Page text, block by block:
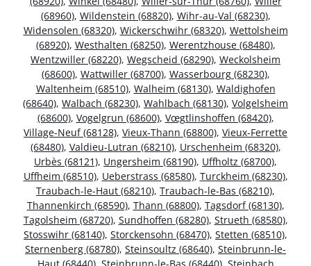
(68960), Wildenstein (68820), Wihr-au-Val (68230),
Widensolen (68320), Wickerschwihr (68320), Wettolsheim
(68920), Westhalten (68250), Werentzhouse (68480),
Wentzwiller (68220), Wegscheid (68290), Weckolsheim
(68600), Wattwiller (68700), Wasserbourg (68230),
Waltenheim (68510), Walheim (68130), Waldighofen
(68640), Walbach (68230), Wahlbach (68130), Volgelsheim
(68600), Vogelgrun (68600), Vœgtlinshoffen (68420),
Village-Neuf (68128), Vieux-Thann (68800), Vieux-Ferrette
(68480), Valdieu-Lutran (68210), Urschenheim (68320),
Urbès (68121), Ungersheim (68190), Uffholtz (68700),
Uffheim (68510), Ueberstrass (68580), Turckheim (68230),
Traubach-le-Haut (68210), Traubach-le-Bas (68210),
Thannenkirch (68590), Thann (68800), Tagsdorf (68130),
Tagolsheim (68720), Sundhoffen (68280), Strueth (68580),
Stosswihr (68140), Storckensohn (68470), Stetten (68510),
Sternenberg (68780), Steinsoultz (68640), Steinbrunn-le-